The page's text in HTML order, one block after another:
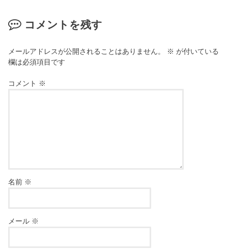
コメントを残す
メールアドレスが公開されることはありません。 ※ が付いている
欄は必須項目です
コメント ※
名前 ※
メール ※